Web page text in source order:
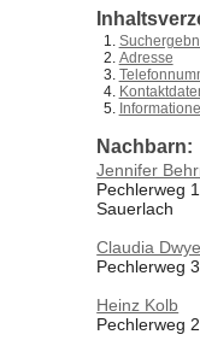
Adresse
Nachbarn:
Jennifer
Pechlerweg
Sauerlach
Claudia
Pechlerweg
Heinz Kolb
Pechlerweg